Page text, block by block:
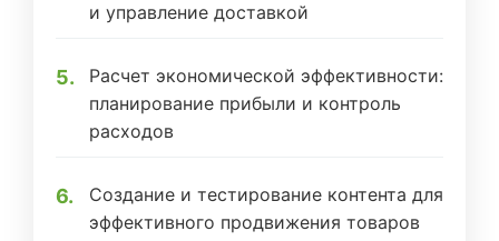
и управление доставкой
Расчет экономической эффективности:
планирование прибыли и контроль
расходов
Создание и тестирование контента для
эффективного продвижения товаров